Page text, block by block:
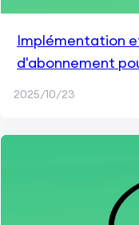
Implémentation
d'abonnement
2025/10/23